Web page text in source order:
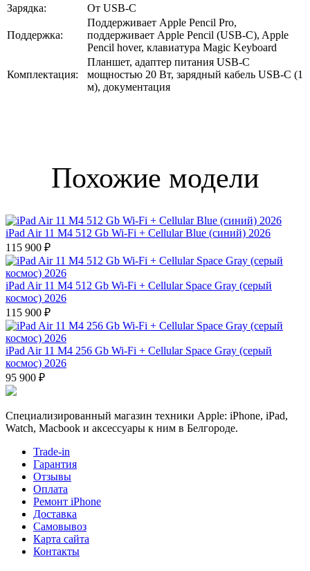
Зарядка:
От USB-С
Поддержка:
Поддерживает Apple Pencil Pro,
поддерживает Apple Pencil (USB‑C), Apple
Pencil hover, клавиатура Magic Keyboard
Комплектация:
Планшет, адаптер питания USB‑C
мощностью 20 Вт, зарядный кабель USB‑C (1
м), документация
Похожие модели
iPad Air 11 M4 512 Gb Wi-Fi + Cellular Blue (синий) 2026
115 900 ₽
iPad Air 11 M4 512 Gb Wi-Fi + Cellular Space Gray (серый
космос) 2026
115 900 ₽
iPad Air 11 M4 256 Gb Wi-Fi + Cellular Space Gray (серый
космос) 2026
95 900 ₽
Специализированный магазин техники Apple: iPhone, iPad,
Watch, Macbook и аксессуары к ним в Белгороде.
Trade-in
Гарантия
Отзывы
Оплата
Ремонт iPhone
Доставка
Самовывоз
Карта сайта
Контакты